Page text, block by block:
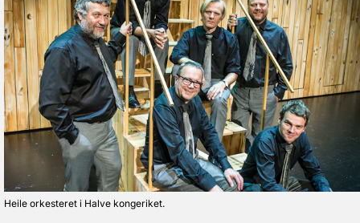
Heile orkesteret i Halve kongeriket.